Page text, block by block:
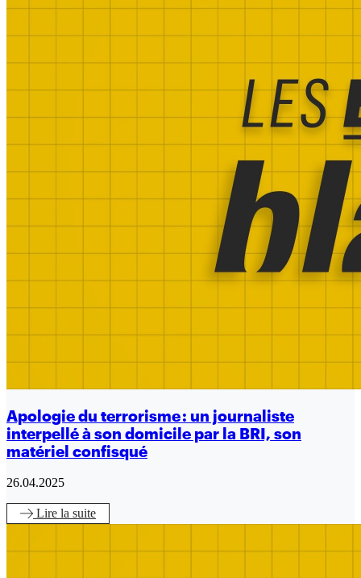
Apologie du terrorisme : un journaliste
interpellé à son domicile par la BRI, son
matériel confisqué
26.04.2025
Lire la suite